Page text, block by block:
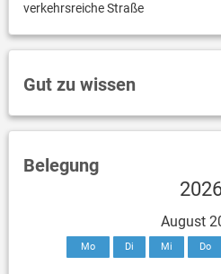
verkehrsreiche Straße
Gut zu wissen
Belegung
August
Mo Di Mi Do